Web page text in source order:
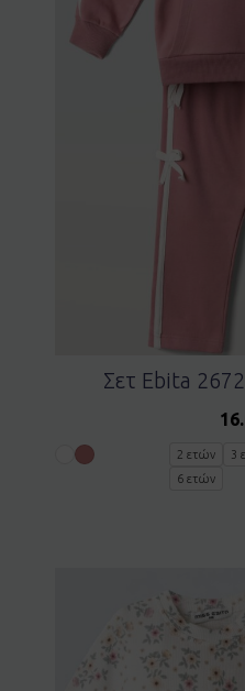
Σετ Ebita
2 ετών 3
6 ετών